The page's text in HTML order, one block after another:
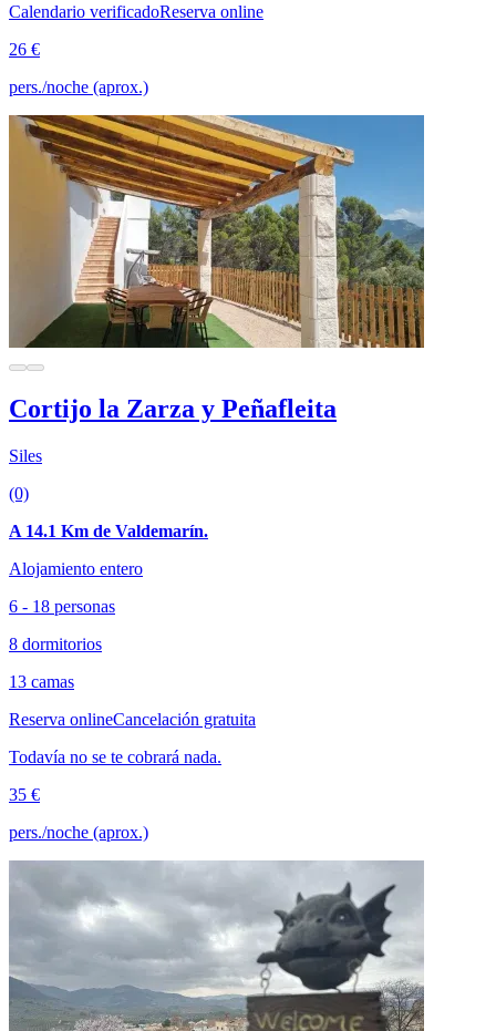
Calendario verificadoReserva online
26 €
pers./noche (aprox.)
Cortijo la Zarza y Peñafleita
Siles
(0)
A 14.1 Km de Valdemarín.
Alojamiento entero
6 - 18 personas
8 dormitorios
13 camas
Reserva onlineCancelación gratuita
Todavía no se te cobrará nada.
35 €
pers./noche (aprox.)